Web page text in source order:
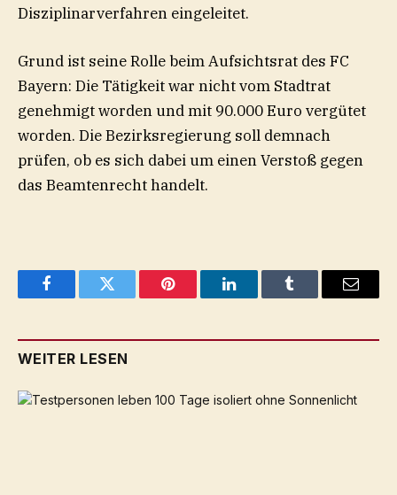
Disziplinarverfahren eingeleitet.
Grund ist seine Rolle beim Aufsichtsrat des FC
Bayern: Die Tätigkeit war nicht vom Stadtrat
genehmigt worden und mit 90.000 Euro vergütet
worden. Die Bezirksregierung soll demnach
prüfen, ob es sich dabei um einen Verstoß gegen
das Beamtenrecht handelt.
FacebookTwitter Pinterest LinkedInTumblr Email
WEITER LESEN